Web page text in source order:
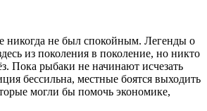
никогда не был спокойным. Легенды о
из поколения в поколение, но никто
Пока рыбаки не начинают исчезать
бессильна, местные боятся выходить
могли бы помочь экономике,